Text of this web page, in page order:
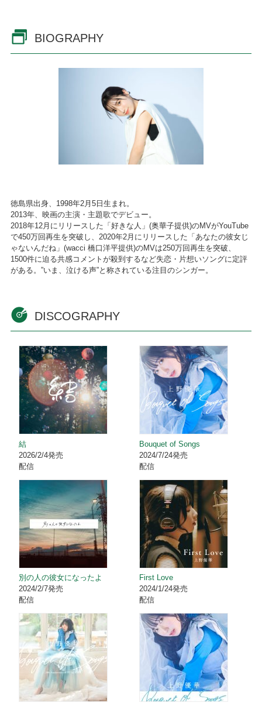
BIOGRAPHY
徳島県出身、1998年2月5日生まれ。
2013年、映画の主演・主題歌でデビュー。
2018年12月にリリースした「好きな人」(奥華子提供)のMVがYouTube
で450万回再生を突破し、2020年2月にリリースした「あなたの彼女じ
ゃないんだね」(wacci 橋口洋平提供)のMVは250万回再生を突破、
1500件に迫る共感コメントが殺到するなど失恋・片想いソングに定評
がある。”いま、泣ける声”と称されている注目のシンガー。
DISCOGRAPHY
結
2026/2/4発売
配信
Bouquet of Songs
2024/7/24発売
配信
別の人の彼女になったよ
2024/2/7発売
配信
First Love
2024/1/24発売
配信